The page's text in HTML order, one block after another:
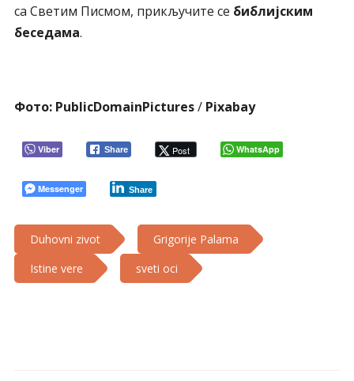
са Светим Писмом, прикључите се библијским
беседама.
Фото: PublicDomainPictures/ Pixabay
Viber Share Post WhatsApp
Messenger Share
Duhovni zivot
Grigorije Palama
Istine vere
sveti oci